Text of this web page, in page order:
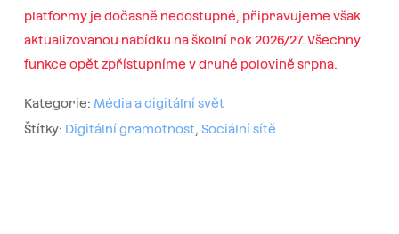
platformy je dočasně nedostupné, připravujeme však
aktualizovanou nabídku na školní rok 2026/27. Všechny
funkce opět zpřístupníme v druhé polovině srpna.
Kategorie: Média a digitální svět
Štítky: Digitální gramotnost, Sociální sítě